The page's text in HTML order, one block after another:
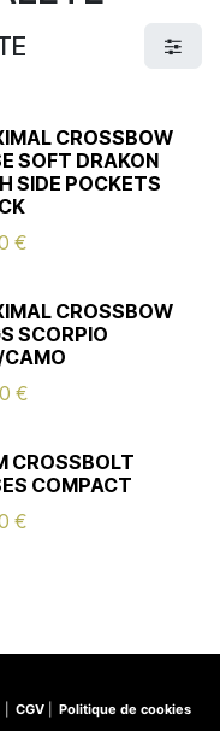
CROSSBOW
SOFT DRAKON
SIDE POCKETS
€
CROSSBOW
SCORPIO
CAMO
€
CROSSBOLT
COMPACT
€
CGV Politique de cookies